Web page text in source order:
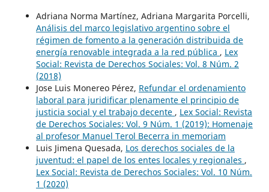
Adriana Norma Martínez, Adriana Margarita Porcelli,
Análisis del marco legislativo argentino sobre el
régimen de fomento a la generación distribuida de
energía renovable integrada a la red pública , Lex
Social: Revista de Derechos Sociales: Vol. 8 Núm. 2
(2018)
Jose Luis Monereo Pérez, Refundar el ordenamiento
laboral para juridificar plenamente el principio de
justicia social y el trabajo decente , Lex Social: Revista
de Derechos Sociales: Vol. 9 Núm. 1 (2019): Homenaje
al profesor Manuel Terol Becerra in memoriam
Luis Jimena Quesada, Los derechos sociales de la
juventud: el papel de los entes locales y regionales ,
Lex Social: Revista de Derechos Sociales: Vol. 10 Núm.
1 (2020)